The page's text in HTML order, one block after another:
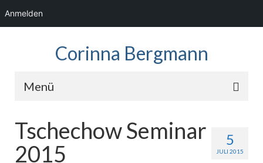
Anmelden
Corinna Bergmann
Menü
News 5
JULI 2015
Tschechow Seminar
2015